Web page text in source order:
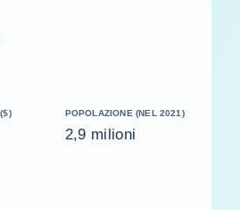
POPOLAZIONE (NEL 2021)
2,9 milioni